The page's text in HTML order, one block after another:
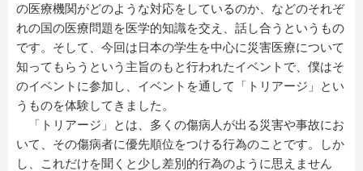
の医療機関がどのような対応をしているのか、などのそれぞ
れの国の医療問題を医学的知識を交え、話し合うというもの
です。そして、今回は日本の学生を中心に災害医療について
知ってもらうという主旨のもと行われたイベントで、僕はそ
のイベントに参加し、イベントを通して「トリアージ」とい
うものを体験してきました。
「トリアージ」とは、多くの傷病人が出る災害や事故にお
いて、その傷病者に優先順位をつける行為のことです。しか
し、これだけを聞くと少し差別的行為のように思えません